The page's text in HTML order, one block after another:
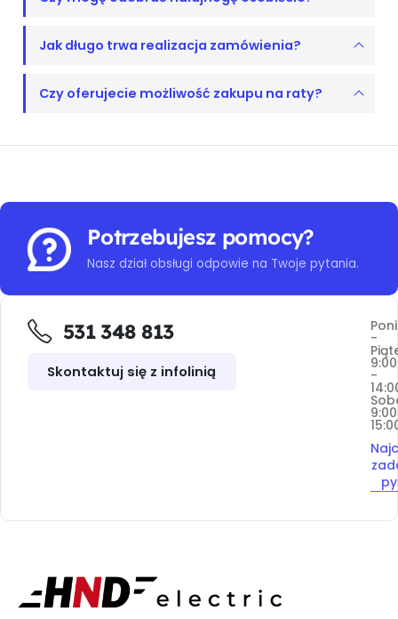
Jak długo trwa realizacja zamówienia?
Czy oferujecie możliwość zakupu na raty?
Potrzebujesz pomocy?
Nasz dział obsługi odpowie na Twoje pytania.
531 348 813
Skontaktuj się z infolinią
-
9:00
-